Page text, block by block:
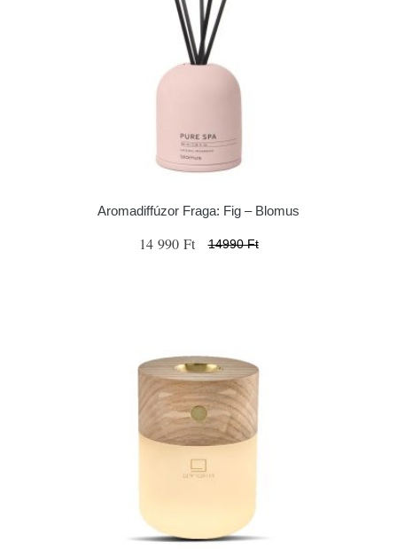
Aromadiffúzor Fraga: Fig – Blomus
14 990 Ft 14990 Ft